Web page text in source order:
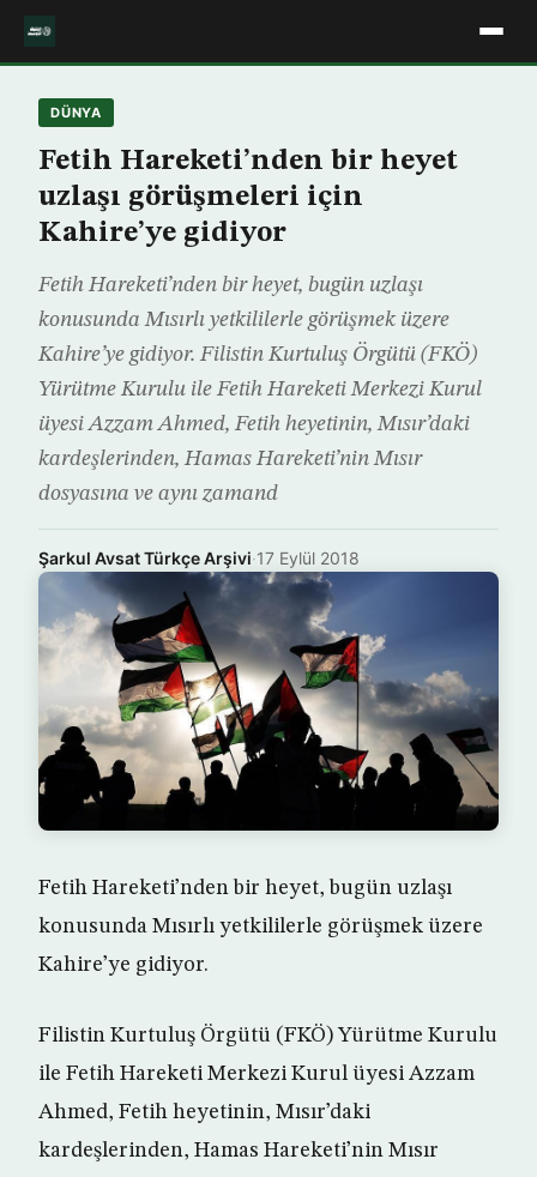
DÜNYA
Fetih Hareketi’nden bir heyet
uzlaşı görüşmeleri için
Kahire’ye gidiyor
Fetih Hareketi’nden bir heyet, bugün uzlaşı
konusunda Mısırlı yetkililerle görüşmek üzere
Kahire’ye gidiyor. Filistin Kurtuluş Örgütü (FKÖ)
Yürütme Kurulu ile Fetih Hareketi Merkezi Kurul
üyesi Azzam Ahmed, Fetih heyetinin, Mısır’daki
kardeşlerinden, Hamas Hareketi’nin Mısır
dosyasına ve aynı zamand
Şarkul Avsat Türkçe Arşivi·17 Eylül 2018
Fetih Hareketi’nden bir heyet, bugün uzlaşı
konusunda Mısırlı yetkililerle görüşmek üzere
Kahire’ye gidiyor.
Filistin Kurtuluş Örgütü (FKÖ) Yürütme Kurulu
ile Fetih Hareketi Merkezi Kurul üyesi Azzam
Ahmed, Fetih heyetinin, Mısır’daki
kardeşlerinden, Hamas Hareketi’nin Mısır